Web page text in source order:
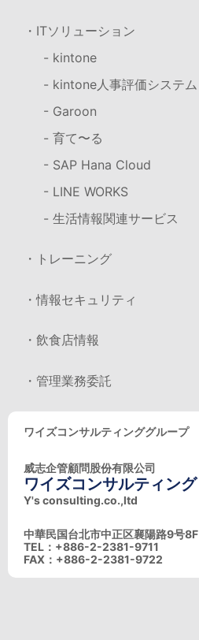
・ITソリューション
- kintone
- kintone人事評価システム
- Garoon
- 育て〜る
- SAP Hana Cloud
- LINE WORKS
- 生活情報関連サービス
・トレーニング
・情報セキュリティ
・飲食店情報
・管理業務委託
ワイズコンサルティンググループ
威志企管顧問股份有限公司
ワイズコンサルティング
Y's consulting.co.,ltd
中華民国台北市中正区襄陽路9号8F
TEL：+886-2-2381-9711
FAX：+886-2-2381-9722